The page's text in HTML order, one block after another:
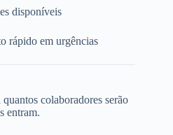
disponíveis
rápido em urgências
quantos colaboradores serão
entram.